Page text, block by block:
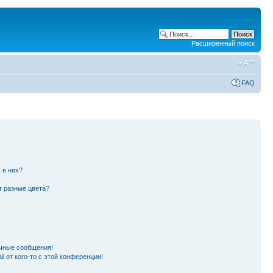
Расширенный поиск
FAQ
в них?
разные цвета?
сообщения!
от кого-то с этой конференции!